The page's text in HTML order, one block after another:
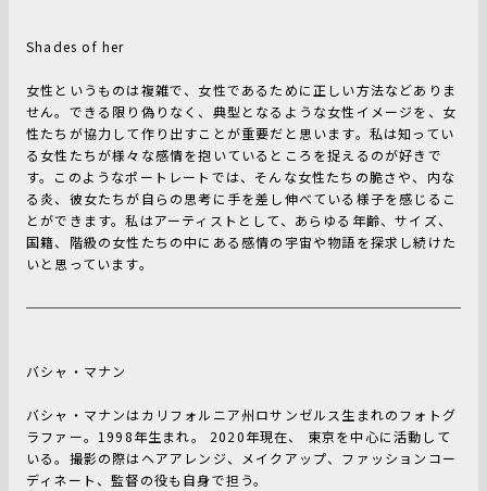
Shades of her
女性というものは複雑で、女性であるために正しい方法などありま
せん。できる限り偽りなく、典型となるような女性イメージを、女
性たちが協力して作り出すことが重要だと思います。私は知ってい
る女性たちが様々な感情を抱いているところを捉えるのが好きで
す。このようなポートレートでは、そんな女性たちの脆さや、内な
る炎、彼女たちが自らの思考に手を差し伸べている様子を感じるこ
とができます。私はアーティストとして、あらゆる年齢、サイズ、
国籍、階級の女性たちの中にある感情の宇宙や物語を探求し続けた
いと思っています。
バシャ・マナン
バシャ・マナンはカリフォルニア州ロサンゼルス生まれのフォトグ
ラファー。1998年生まれ。 2020年現在、 東京を中心に活動して
いる。撮影の際はヘアアレンジ、メイクアップ、ファッションコー
ディネート、監督の役も自身で担う。